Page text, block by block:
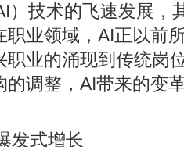
）技术的飞速发展，
职业领域，AI正以前
职业的涌现到传统岗
的调整，AI带来的变
发式增长